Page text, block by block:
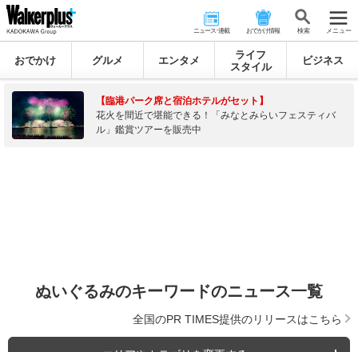
ニュース･連載 おでかけ情報 検 索 メニュー
おでかけ グルメ エンタメ
ライフ
スタイル
ビジネス
【臨港パーク席と宿泊ホテルがセット】
花火を間近で堪能できる！「みなとみらいフェスティバ
ル」鑑賞ツアーを販売中
ぬいぐるみのキーワードのニュース一覧
全国のPR TIMES提供のリリースはこちら